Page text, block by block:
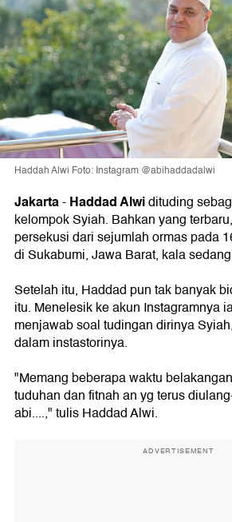
Haddah Alwi Foto: Instagram @abihaddadalwi
Jakarta-Haddad Alwidituding
kelompok Syiah. Bahkan yang
persekusi dari sejumlah ormas pada
di Sukabumi, Jawa Barat, kala
Setelah itu, Haddad pun tak banyak
itu. Menelesik ke akun Instagramnya
menjawab soal tudingan dirinya
dalam instastorinya.
"Memang beberapa waktu
tuduhan dan fitnah an yg terus
abi....," tulis Haddad Alwi.
ADVERTISEMENT